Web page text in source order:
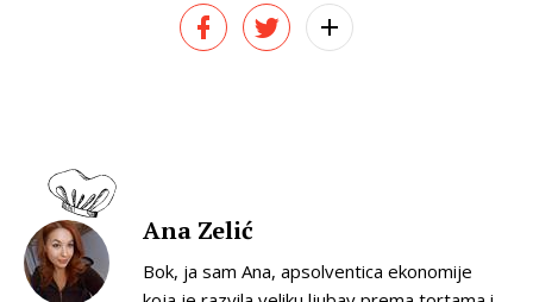
Ana Zelić
Bok, ja sam Ana, apsolventica ekonomije